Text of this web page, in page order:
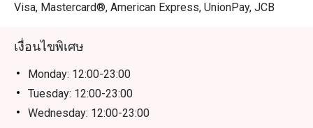
Visa, Mastercard®, American Express, UnionPay, JCB
เงื่อนไขพิเศษ
Monday: 12:00-23:00
Tuesday: 12:00-23:00
Wednesday: 12:00-23:00